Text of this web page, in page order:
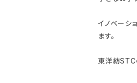
イノベーシ
ます。
東洋紡STC